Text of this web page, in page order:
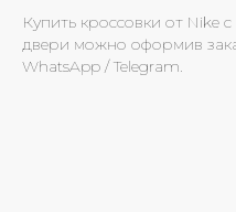
Купить кроссовки от Nike
двери можно оформив
WhatsApp / Telegram.